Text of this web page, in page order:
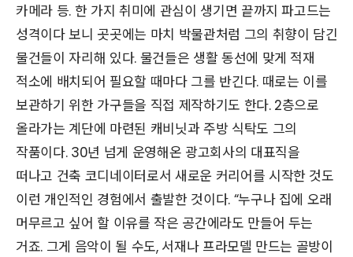
카메라 등. 한 가지 취미에 관심이 생기면 끝까지 파고드는
성격이다 보니 곳곳에는 마치 박물관처럼 그의 취향이 담긴
물건들이 자리해 있다. 물건들은 생활 동선에 맞게 적재
적소에 배치되어 필요할 때마다 그를 반긴다. 때로는 이를
보관하기 위한 가구들을 직접 제작하기도 한다. 2층으로
올라가는 계단에 마련된 캐비닛과 주방 식탁도 그의
작품이다. 30년 넘게 운영해온 광고회사의 대표직을
떠나고 건축 코디네이터로서 새로운 커리어를 시작한 것도
이런 개인적인 경험에서 출발한 것이다. “누구나 집에 오래
머무르고 싶어 할 이유를 작은 공간에라도 만들어 두는
거죠. 그게 음악이 될 수도, 서재나 프라모델 만드는 골방이